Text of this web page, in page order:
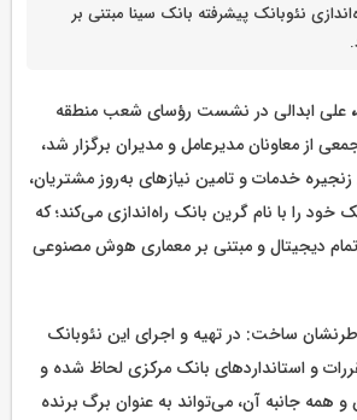
نئوبانک پیشرفته بانک سینا مبتنی بر
علی ابدالی در نشست رؤسای شعب منطقه
از معاونان مدیرعامل و مدیران برگزار شد،
خدمات و تامین نیازهای به‌روز مشتریان،
خود را با نام گرین بانک راه‌اندازی می‌کند؛ که
دیجیتال و مبتنی بر معماری هوش مصنوعی
ساخت: در تهیه و اجرای این نئوبانک
و استانداردهای بانک مرکزی لحاظ شده و
و همه جانبه آن، می‌تواند به عنوان برگ برنده